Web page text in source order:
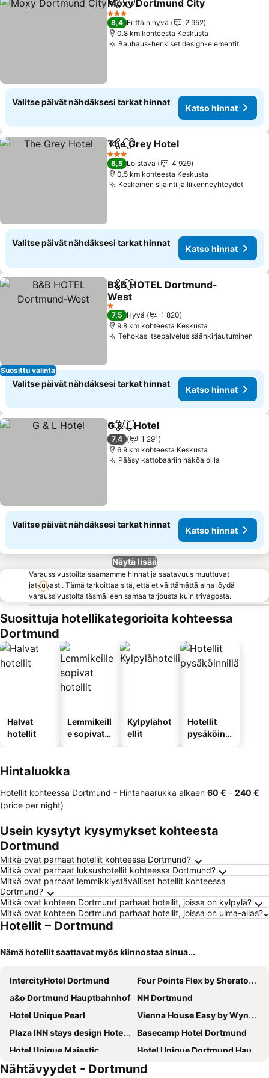
Jaa Lisää suosikkeihin
Moxy Dortmund City
3 Tähtiluokitus
8,4 Erittäin hyvä
2 952
0.8 km kohteesta Keskusta
Bauhaus-henkiset design-elementit
Valitse päivät nähdäksesi tarkat hinnat
Katso hinnat
Jaa Lisää suosikkeihin
The Grey Hotel
3 Tähtiluokitus
8,5 Loistava
4 929
0.5 km kohteesta Keskusta
Keskeinen sijainti ja liikenneyhteydet
Valitse päivät nähdäksesi tarkat hinnat
Katso hinnat
Suosittu valinta
Jaa Lisää suosikkeihin
B&B HOTEL Dortmund-
West
1 Tähtiluokitus
7,5 Hyvä
1 820
9.8 km kohteesta Keskusta
Tehokas itsepalvelusisäänkirjautuminen
Valitse päivät nähdäksesi tarkat hinnat
Katso hinnat
Jaa Lisää suosikkeihin
G & L Hotel
7,4
1 291
6.9 km kohteesta Keskusta
Pääsy kattobaariin näköaloilla
Valitse päivät nähdäksesi tarkat hinnat
Katso hinnat
Näytä lisää
Varaussivustoilta saamamme hinnat ja saatavuus muuttuvat
jatkuvasti. Tämä tarkoittaa sitä, että et välttämättä aina löydä
varaussivustolta täsmälleen samaa tarjousta kuin trivagosta.
Suosittuja hotellikategorioita kohteessa
Dortmund
Halvat
hotellit
Lemmikeill
e sopivat
Kylpylähot
ellit
Hotellit
pysäköinni
Hintaluokka
Hotellit kohteessa Dortmund - Hintahaarukka alkaen ‎60 € - ‎240 €
(price per night)
Usein kysytyt kysymykset kohteesta
Dortmund
Mitkä ovat parhaat hotellit kohteessa Dortmund?
Mitkä ovat parhaat luksushotellit kohteessa Dortmund?
Mitkä ovat parhaat lemmikkiystävälliset hotellit kohteessa
Dortmund?
Mitkä ovat kohteen Dortmund parhaat hotellit, joissa on kylpylä?
Mitkä ovat kohteen Dortmund parhaat hotellit, joissa on uima-allas?
Hotellit – Dortmund
Nämä hotellit saattavat myös kiinnostaa sinua...
IntercityHotel Dortmund
Four Points Flex by Sheraton Bochum
a&o Dortmund Hauptbahnhof
NH Dortmund
Hotel Unique Pearl
Vienna House Easy by Wyndham Dortmund
Plaza INN stays design Hotel Dortmund
Basecamp Hotel Dortmund
Hotel Unique Majestic
Hotel Unique Dortmund Hauptbahnhof
Mercure Hotel Bochum City
Mercure Hotel Dortmund City
Nähtävyydet - Dortmund